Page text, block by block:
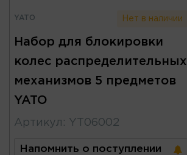
YATO Нет в наличии
Набор для блокировки
колес распределительных
механизмов 5 предметов
YATO
Артикул : YT06002
Напомнить о поступлении